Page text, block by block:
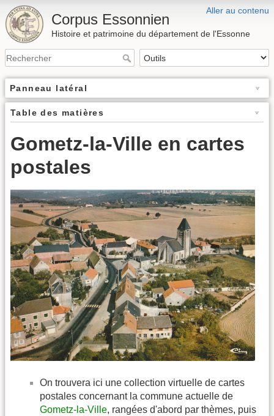
Aller au contenu
Corpus Essonnien
Histoire et patrimoine du département de l'Essonne
Panneau latéral
Table des matières
Gometz-la-Ville en cartes
postales
On trouvera ici une collection virtuelle de cartes
postales concernant la commune actuelle de
Gometz-la-Ville, rangées d'abord par thèmes, puis